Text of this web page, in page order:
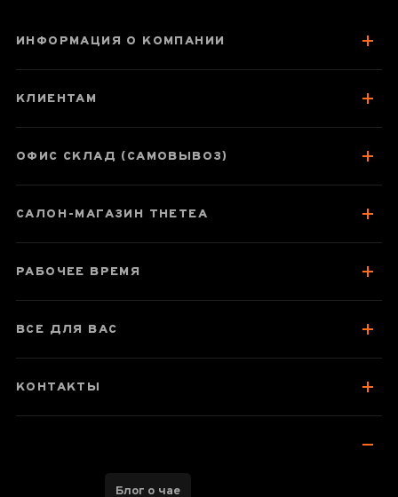
Шу пуэр "Сяо
Посуда для заваривания
Для чайної атмосфери
Отзывы чаеманов
ИНФОРМАЦИЯ О КОМПАНИИ
КЛИЕНТАМ
ОФИС СКЛАД (САМОВЫВОЗ)
САЛОН-МАГАЗИН THETEA
РАБОЧЕЕ ВРЕМЯ
ВСЕ ДЛЯ ВАС
КОНТАКТЫ
Блог о чае